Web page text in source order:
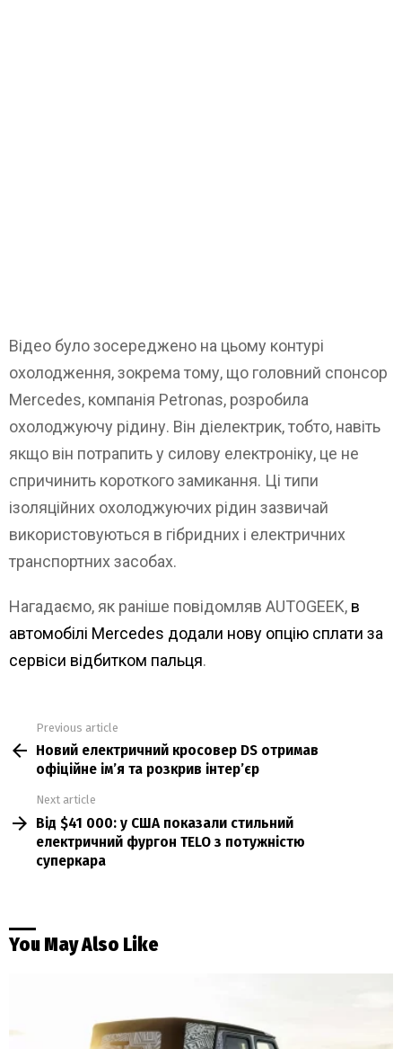
Відео було зосереджено на цьому контурі
охолодження, зокрема тому, що головний спонсор
Mercedes, компанія Petronas, розробила
охолоджуючу рідину. Він діелектрик, тобто, навіть
якщо він потрапить у силову електроніку, це не
спричинить короткого замикання. Ці типи
ізоляційних охолоджуючих рідин зазвичай
використовуються в гібридних і електричних
транспортних засобах.
Нагадаємо, як раніше повідомляв AUTOGEEK, в
автомобілі Mercedes додали нову опцію сплати за
сервіси відбитком пальця.
more
Previous article
Новий електричний кросовер DS отримав
офіційне ім’я та розкрив інтер’єр
Next article
Від $41 000: у США показали стильний
електричний фургон TELO з потужністю
суперкара
You May Also Like